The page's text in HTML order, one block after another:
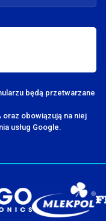
będą przetwarzane
obowiązują na niej
usług Google.